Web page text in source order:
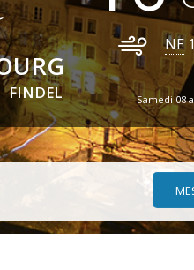
FINDEL
NE
Samedi 08